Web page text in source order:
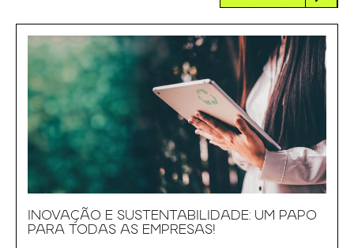
INOVAÇÃO E SUSTENTABILIDADE: UM PAPO
PARA TODAS AS EMPRESAS!